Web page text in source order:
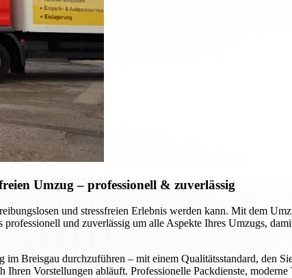
Umzug – professionell & zuverlässig
und stressfreien Erlebnis werden kann. Mit dem
und zuverlässig um alle Aspekte Ihres Umzugs,
Breisgau durchzuführen – mit einem Qualitätsstandard, den
Vorstellungen abläuft. Professionelle Packdienste, moderne